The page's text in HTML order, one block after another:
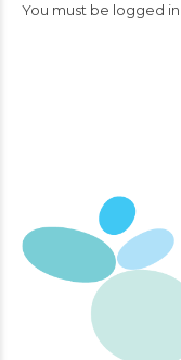
You must be logged in